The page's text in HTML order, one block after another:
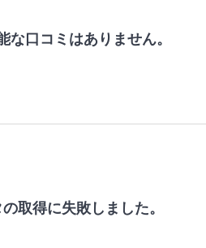
な口コミはありません。
取得に失敗しました。